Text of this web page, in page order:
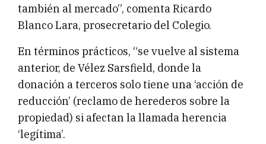
también al mercado”, comenta Ricardo
Blanco Lara, prosecretario del Colegio.
En términos prácticos, “se vuelve al sistema
anterior, de Vélez Sarsfield, donde la
donación a terceros solo tiene una ‘acción de
reducción’ (reclamo de herederos sobre la
propiedad) si afectan la llamada herencia
‘legítima’.